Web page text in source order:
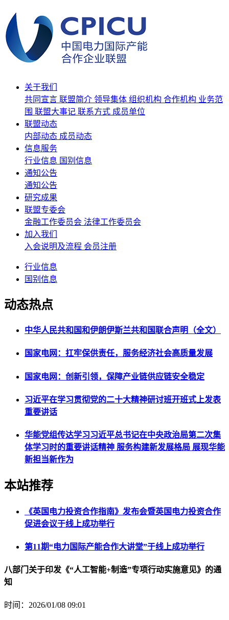
关于我们
共同宣言 联盟简介 领导集体 组织机构 合作机构 业务范
围 联盟大事记 联系方式 成员单位
联盟动态
内部动态 成员动态
信息服务
行业信息 国别信息
通知公告
通知公告
研究成果
联盟专委会
金融工作委员会 法律工作委员会
加入我们
入会说明及流程 会员注册
行业信息
国别信息
动态热点
中华人民共和国和伊朗伊斯兰共和国联合声明（全文）
国家电网：扛牢保供责任，服务经济社会高质量发展
国家电网：创新引领，保障产业链供应链安全稳定
习近平在学习贯彻党的二十大精神研讨班开班式上发表
重要讲话
华能党组传达学习习近平总书记在中央政治局第二次集
体学习时的重要讲话精神 服务构建新发展格局 展现华能
新担当新作为
本站推荐
《英国电力投资合作指南》发布会暨英国电力投资合作
促进会议于线上成功举行
第11期“电力国际产能合作大讲堂”于线上成功举行
八部门关于印发《“人工智能+制造”专项行动实施意见》的通
知
时间：2026/01/08 09:01